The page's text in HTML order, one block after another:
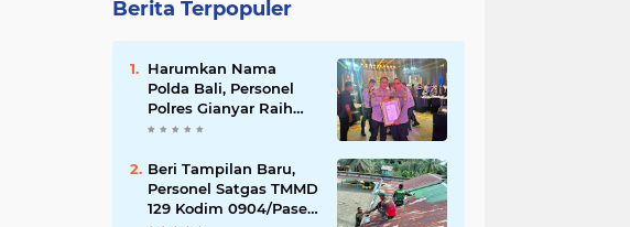
Berita Terpopuler
Harumkan Nama
Polda Bali, Personel
Polres Gianyar Raih
Penghargaan
Beri Tampilan Baru,
Personel Satgas TMMD
129 Kodim 0904/Paser